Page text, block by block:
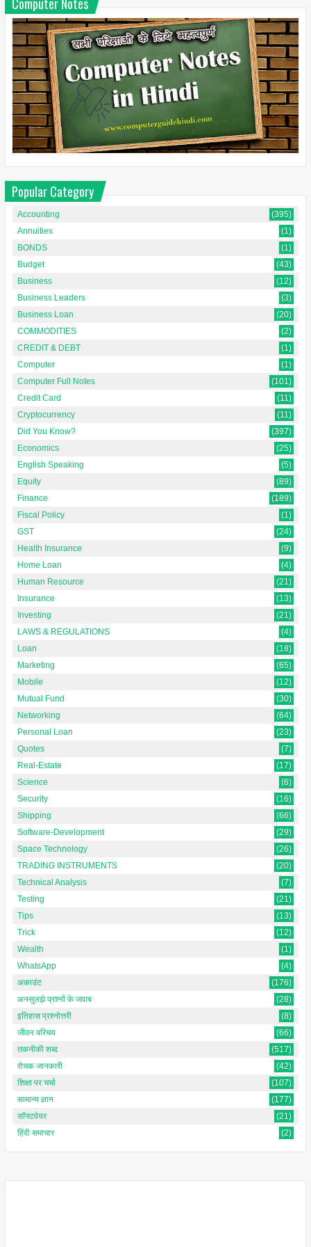
Computer Notes
Popular Category
Accounting
(395)
Annuities
(1)
BONDS
(1)
Budget
(43)
Business
(12)
Business Leaders
(3)
Business Loan
(20)
COMMODITIES
(2)
CREDIT & DEBT
(1)
Computer
(1)
Computer Full Notes
(101)
Credit Card
(11)
Cryptocurrency
(11)
Did You Know?
(397)
Economics
(25)
English Speaking
(5)
Equity
(89)
Finance
(189)
Fiscal Policy
(1)
GST
(24)
Health Insurance
(9)
Home Loan
(4)
Human Resource
(21)
Insurance
(13)
Investing
(21)
LAWS & REGULATIONS
(4)
Loan
(18)
Marketing
(65)
Mobile
(12)
Mutual Fund
(30)
Networking
(64)
Personal Loan
(23)
Quotes
(7)
Real-Estate
(17)
Science
(6)
Security
(16)
Shipping
(66)
Software-Development
(29)
Space Technology
(26)
TRADING INSTRUMENTS
(20)
Technical Analysis
(7)
Testing
(21)
Tips
(13)
Trick
(12)
Wealth
(1)
WhatsApp
(4)
अकाउंट
(176)
अनसुलझे प्रश्नों के जवाब
(28)
इतिहास प्रश्नोत्तरी
(8)
जीवन परिचय
(66)
तकनीकी शब्द
(517)
रोचक जानकारी
(42)
शिक्षा पर चर्चा
(107)
सामान्य ज्ञान
(177)
सॉफ्टवेयर
(21)
हिंदी समाचार
(2)